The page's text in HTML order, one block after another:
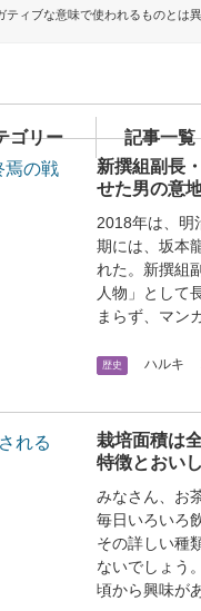
ィブな意味で使われるものと
ゴリー
記事一覧
新撰組副長
せた男の意
2018年は、明
期には、坂本
れた。新撰組
人物」として
まらず、マン
歴史 ハルキ
栽培面積は
特徴とおい
みなさん、お
毎日いろいろ
その詳しい種
ないでしょう
頃から興味が